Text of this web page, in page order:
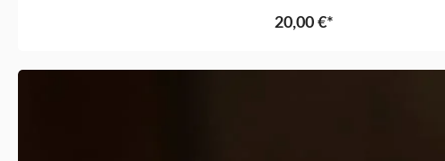
20,00 €*